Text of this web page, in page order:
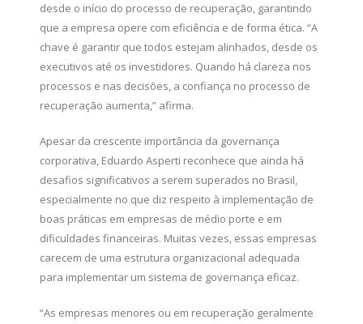
desde o início do processo de recuperação, garantindo
que a empresa opere com eficiência e de forma ética. “A
chave é garantir que todos estejam alinhados, desde os
executivos até os investidores. Quando há clareza nos
processos e nas decisões, a confiança no processo de
recuperação aumenta,” afirma.
Apesar da crescente importância da governança
corporativa, Eduardo Asperti reconhece que ainda há
desafios significativos a serem superados no Brasil,
especialmente no que diz respeito à implementação de
boas práticas em empresas de médio porte e em
dificuldades financeiras. Muitas vezes, essas empresas
carecem de uma estrutura organizacional adequada
para implementar um sistema de governança eficaz.
“As empresas menores ou em recuperação geralmente